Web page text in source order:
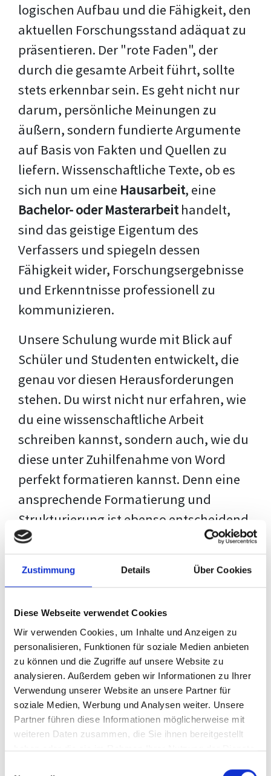
Zustimmung Details Über Cookies
Diese Webseite verwendet Cookies
Wir verwenden Cookies, um Inhalte und Anzeigen zu
personalisieren, Funktionen für soziale Medien anbieten
zu können und die Zugriffe auf unsere Website zu
analysieren. Außerdem geben wir Informationen zu Ihrer
Verwendung unserer Website an unsere Partner für
soziale Medien, Werbung und Analysen weiter. Unsere
Partner führen diese Informationen möglicherweise mit
weiteren Daten zusammen, die Sie ihnen bereitgestellt
haben oder die sie im Rahmen Ihrer Nutzung der Dienste
logischen Aufbau und die Fähigkeit, den
aktuellen Forschungsstand adäquat zu
präsentieren. Der "rote Faden", der
durch die gesamte Arbeit führt, sollte
stets erkennbar sein. Es geht nicht nur
darum, persönliche Meinungen zu
äußern, sondern fundierte Argumente
auf Basis von Fakten und Quellen zu
liefern. Wissenschaftliche Texte, ob es
sich nun um eine Hausarbeit, eine
Bachelor- oder Masterarbeithandelt,
sind das geistige Eigentum des
Verfassers und spiegeln dessen
Fähigkeit wider, Forschungsergebnisse
und Erkenntnisse professionell zu
kommunizieren.
Unsere Schulung wurde mit Blick auf
Schüler und Studenten entwickelt, die
genau vor diesen Herausforderungen
stehen. Du wirst nicht nur erfahren, wie
du eine wissenschaftliche Arbeit
schreiben kannst, sondern auch, wie du
diese unter Zuhilfenahme von Word
perfekt formatieren kannst. Denn eine
ansprechende Formatierung und
Strukturierung ist ebenso entscheidend
wie der Inhalt selbst. Jeder Prüfer hat
eigene Erwartungen, und unsere
Schulung ist so konzipiert, dass sie dir
deiner individuellen Vorlage zeigt,
anstatt eine Einheitslösung zu bieten.
Der Prozess des wissenschaftlichen
Schreibens kann ohne das richtige
Wissen eine große Herausforderung
darstellen. Jedoch, ausgestattet mit
denTechniken und Strategiendieses
Kurses, wird die Formatierung deiner